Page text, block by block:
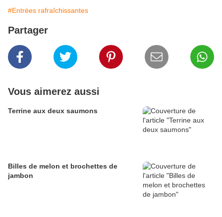
#Entrées rafraîchissantes
Partager
Vous aimerez aussi
Terrine aux deux saumons
Billes de melon et brochettes de
jambon